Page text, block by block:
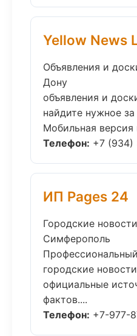
Yellow News
Объявления и
Дону
объявления и
найдите нужное за
Мобильная
Телефон: +7 (934)
ИП Pages 24
Городские
Симферополь
городские
официальные
фактов....
Телефон: +7-977-